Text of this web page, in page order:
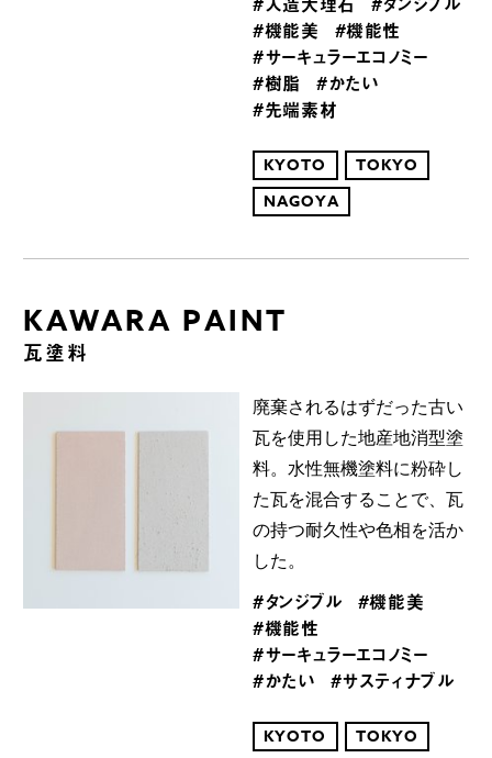
#人造大理石
#タンジブル
#機能美
#機能性
#サーキュラーエコノミー
#樹脂
#かたい
#先端素材
KYOTO
TOKYO
NAGOYA
KAWARA PAINT
瓦塗料
廃棄されるはずだった古い
瓦を使用した地産地消型塗
料。水性無機塗料に粉砕し
た瓦を混合することで、瓦
の持つ耐久性や色相を活か
した。
#タンジブル
#機能美
#機能性
#サーキュラーエコノミー
#かたい
#サスティナブル
KYOTO TOKYO